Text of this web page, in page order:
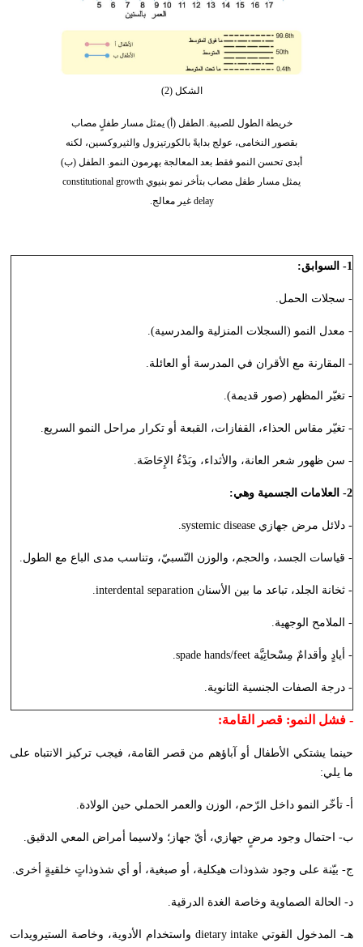
الشكل (2)
خريطة الطول للصبية. الطفل (أ) يمثل مسار طفلٍ مصاب
بقصور النخامى، عولج بدايةً بالكورتيزول والثيروكسين، لكنه
أبدى تحسن النمو فقط بعد المعالجة بهرمون النمو. الطفل (ب)
يمثل مسار طفل مصاب بتأخر نمو بنيوي constitutional growth
delay غير معالج.
1- السوابق:
- سجلات الحمل.
- معدل النمو (السجلات المنزلية والمدرسية).
- المقارنة مع الأقران في المدرسة أو العائلة.
- تغيّر المظهر (صور قديمة).
- تغيّر مقاس الحذاء، القفازات، القبعة أو تكرار مراحل النمو السريع.
- سن ظهور شعر العانة، والأثداء، وبَدْءُ الإِحَاضَة.
2- العلامات الجسمية وهي:
- دلائل مرض جهازيsystemic disease
.
- قياسات الجسد، والحجم، والوزن النّسبيّ، وتناسب مدى الباع مع الطول.
- ثخانة الجلد، تباعد ما بين الأسنانinterdental separation
.
- الملامح الوجهية.
- أيادٍ وأقدامٌ مِسْحاتِيَّةspade hands/feet
.
- درجة الصفات الجنسية الثانوية.
- فشل النمو: قصر القامة:
حينما يشتكي الأطفال أو آباؤهم من قصر القامة، فيجب تركيز الانتباه على
ما يلي:
أ- تأخّر النمو داخل الرّحم، الوزن والعمر الحملي حين الولادة.
ب- احتمال وجود مرضٍ جهازي، أيّ جهاز؛ ولاسيما أمراض المعي الدقيق.
ج- بيّنة على وجود شذوذات هيكلية، أو صبغية، أو أي شذوذاتٍ خلقيةٍ أخرى.
د- الحالة الصماوية وخاصة الغدة الدرقية.
هـ- المدخول القوتي dietary intake واستخدام الأدوية، وخاصة الستيرويدات